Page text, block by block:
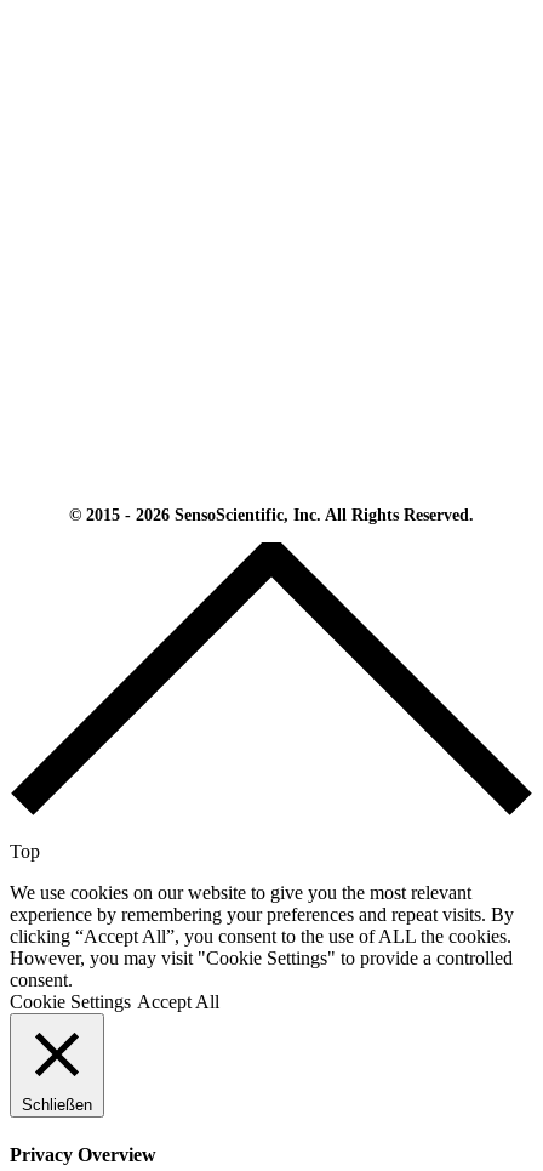
© 2015 - 2026 SensoScientific, Inc. All Rights Reserved.
Top
We use cookies on our website to give you the most relevant
experience by remembering your preferences and repeat visits. By
clicking “Accept All”, you consent to the use of ALL the cookies.
However, you may visit "Cookie Settings" to provide a controlled
consent.
Cookie Settings Accept All
Schließen
Privacy Overview